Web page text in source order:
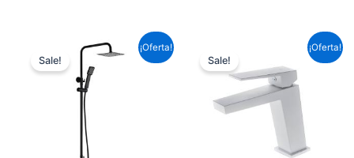
¡Oferta!
Sale!
precio
original
era:
237,16 €.
precio
¡Oferta!
Sale!
original
era:
95,59 €.
precio
actual
es:
70,76 €.